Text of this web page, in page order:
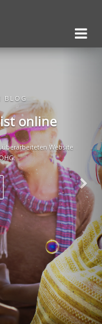
BLOG
online
Website